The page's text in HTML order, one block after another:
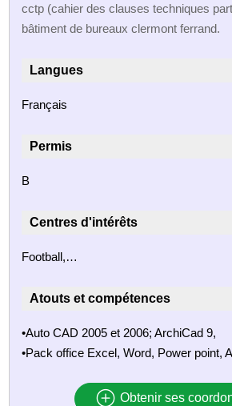
cctp (cahier des clauses techniques
bâtiment de bureaux clermont ferrand.
Langues
Français
Permis
B
Centres d'intérêts
Football,…
Atouts et compétences
•Auto CAD 2005 et 2006; ArchiCad 9,
•Pack office Excel, Word, Power point,
Obtenir ses